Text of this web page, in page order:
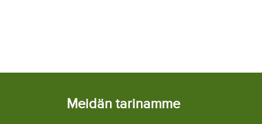
Meidän tarinamme